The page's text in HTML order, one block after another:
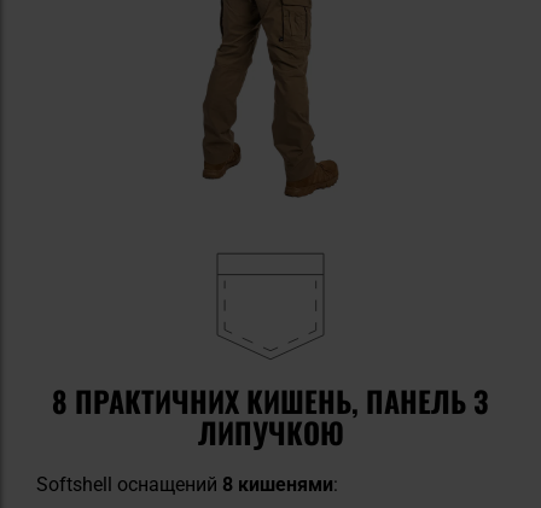
8 ПРАКТИЧНИХ КИШЕНЬ, ПАНЕЛЬ З
ЛИПУЧКОЮ
Softshell оснащений 8 кишенями: